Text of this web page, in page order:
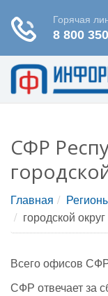
СФР
Главная
городской
Всего офисов
СФР отвечает за